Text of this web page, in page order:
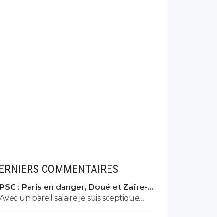
COMMENTAIRES
PSG : Paris en danger, Doué et Zaïre-
Emery ont des offres
Avec un pareil salaire je suis sceptique
concernant les clubs qui recruteraient